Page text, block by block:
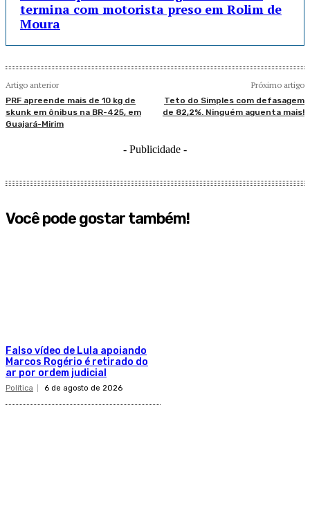
termina com motorista preso em Rolim de
Moura
Artigo anterior
PRF apreende mais de 10 kg de
skunk em ônibus na BR-425, em
Guajará-Mirim
Próximo artigo
Teto do Simples com defasagem
de 82,2%. Ninguém aguenta mais!
- Publicidade -
Você pode gostar também!
Falso vídeo de Lula apoiando
Marcos Rogério é retirado do
ar por ordem judicial
Política 6 de agosto de 2026